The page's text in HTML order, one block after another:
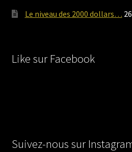
Le niveau des 2000 dollars…
Like sur Facebook
Suivez-nous sur